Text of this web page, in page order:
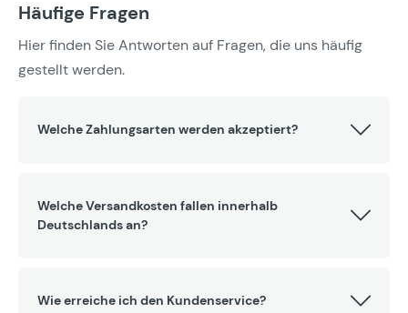
Häufige Fragen
Hier finden Sie Antworten auf Fragen, die uns häufig
gestellt werden.
Welche Zahlungsarten werden akzeptiert?
Welche Versandkosten fallen innerhalb
Deutschlands an?
Wie erreiche ich den Kundenservice?